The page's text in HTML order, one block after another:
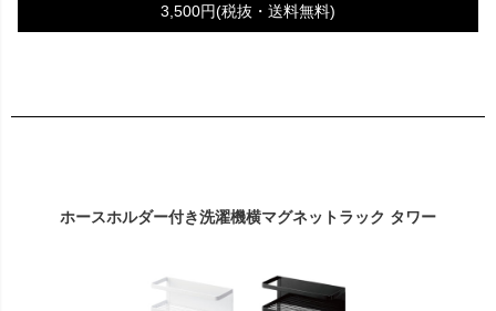
3,500円(税抜・送料無料)
ホースホルダー付き洗濯機横マグネットラック タワー